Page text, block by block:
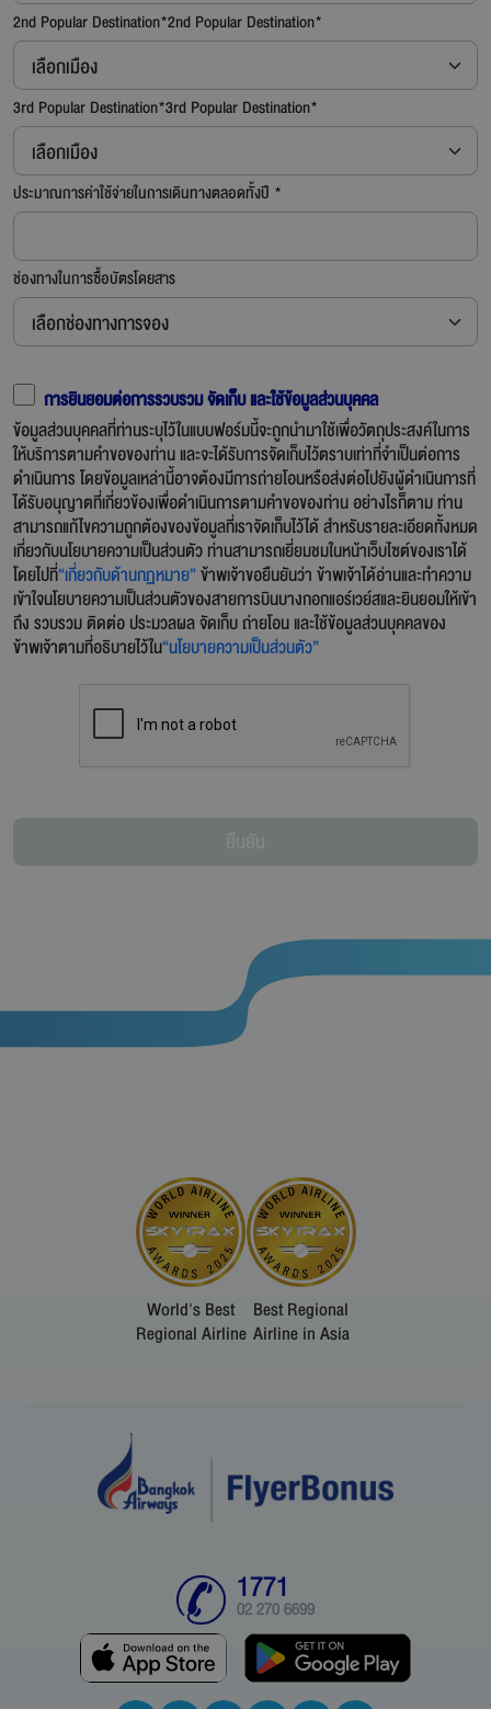
2nd Popular Destination*2nd Popular Destination*
3rd Popular Destination*3rd Popular Destination*
ประมาณการค่าใช้จ่ายในการเดินทางตลอดทั้งปี *
ช่องทางในการซื้อบัตรโดยสาร
การยินยอมต่อการรวบรวม จัดเก็บ และใช้ข้อมูลส่วนบุคคล
ข้อมูลส่วนบุคคลที่ท่านระบุไว้ในแบบฟอร์มนี้จะถูกนำมาใช้เพื่อวัตถุประสงค์ในการ
ให้บริการตามคำขอของท่าน และจะได้รับการจัดเก็บไว้ตราบเท่าที่จำเป็นต่อการ
ดำเนินการ โดยข้อมูลเหล่านี้อาจต้องมีการถ่ายโอนหรือส่งต่อไปยังผู้ดำเนินการที่
ได้รับอนุญาตที่เกี่ยวข้องเพื่อดำเนินการตามคำขอของท่าน อย่างไรก็ตาม ท่าน
สามารถแก้ไขความถูกต้องของข้อมูลที่เราจัดเก็บไว้ได้ สำหรับรายละเอียดทั้งหมด
เกี่ยวกับนโยบายความเป็นส่วนตัว ท่านสามารถเยี่ยมชมในหน้าเว็บไซต์ของเราได้
โดยไปที่“เกี่ยวกับด้านกฏหมาย”ข้าพเจ้าขอยืนยันว่า ข้าพเจ้าได้อ่านและทำความ
เข้าใจนโยบายความเป็นส่วนตัวของสายการบินบางกอกแอร์เวย์สและยินยอมให้เข้า
ถึง รวบรวม ติดต่อ ประมวลผล จัดเก็บ ถ่ายโอน และใช้ข้อมูลส่วนบุคคลของ
ข้าพเจ้าตามที่อธิบายไว้ใน“นโยบายความเป็นส่วนตัว”
World's Best
Regional Airline
Best Regional
Airline in Asia
1771
02 270 6699